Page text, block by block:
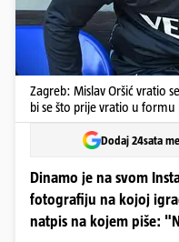
Zagreb: Mislav Oršić vratio
bi se što prije vratio u formu |
Dodaj 24sata
Dinamo je na svom
fotografiju na kojoj
natpis na kojem piše: